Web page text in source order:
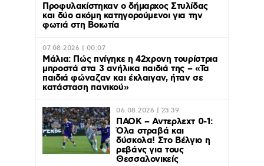
Προφυλακίστηκαν ο δήμαρχος Στυλίδας
και δύο ακόμη κατηγορούμενοι για την
φωτιά στη Βοιωτία
07.08.2026 | 00:07
Μάλια: Πώς πνίγηκε η 42χρονη τουρίστρια
μπροστά στα 3 ανήλικα παιδιά της – «Τα
παιδιά φώναζαν και έκλαιγαν, ήταν σε
κατάσταση πανικού»
06.08.2026 | 23:39
ΠΑΟΚ – Αντερλεχτ 0-1:
Όλα στραβά και
δύσκολα! Στο Βέλγιο η
ρεβάνς για τους
Θεσσαλονικείς